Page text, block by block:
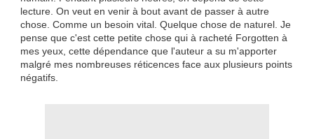
lecture. On veut en venir à bout avant de passer à autre
chose. Comme un besoin vital. Quelque chose de naturel. Je
pense que c'est cette petite chose qui à racheté Forgotten à
mes yeux, cette dépendance que l'auteur a su m'apporter
malgré mes nombreuses réticences face aux plusieurs points
négatifs.